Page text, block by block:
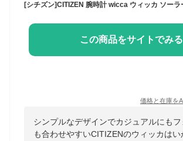
この商品をサイトでみる
価格と在庫を
シンプルなデザインでカジュアルにも
も合わせやすいCITIZENのウィッカは